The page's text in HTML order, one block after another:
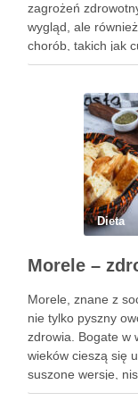
zagrożeń
wygląd, ale
chorób, takich jak
pokazują, że
Dieta
Morele, znane z
nie tylko pyszny
zdrowia. Bogate w
wieków cieszą się
suszone wersje,
doskonałą